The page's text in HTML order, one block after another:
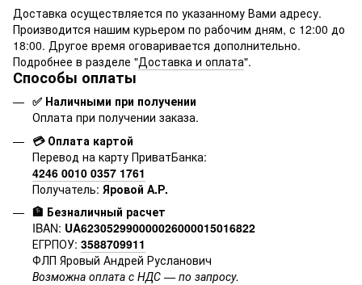
Доставка осуществляется по указанному Вами адресу.
Производится нашим курьером по рабочим дням, с 12:00 до
18:00. Другое время оговаривается дополнительно.
Подробнее в разделе "Доставка и оплата".
Способы оплаты
✅ Наличными при получении
Оплата при получении заказа.
💳 Оплата картой
Перевод на карту ПриватБанка:
4246 0010 0357 1761
Получатель: Яровой А.Р.
🏦 Безналичный расчет
IBAN: UA623052990000026000015016822
ЕГРПОУ: 3588709911
ФЛП Яровый Андрей Русланович
Возможна оплата с НДС — по запросу.